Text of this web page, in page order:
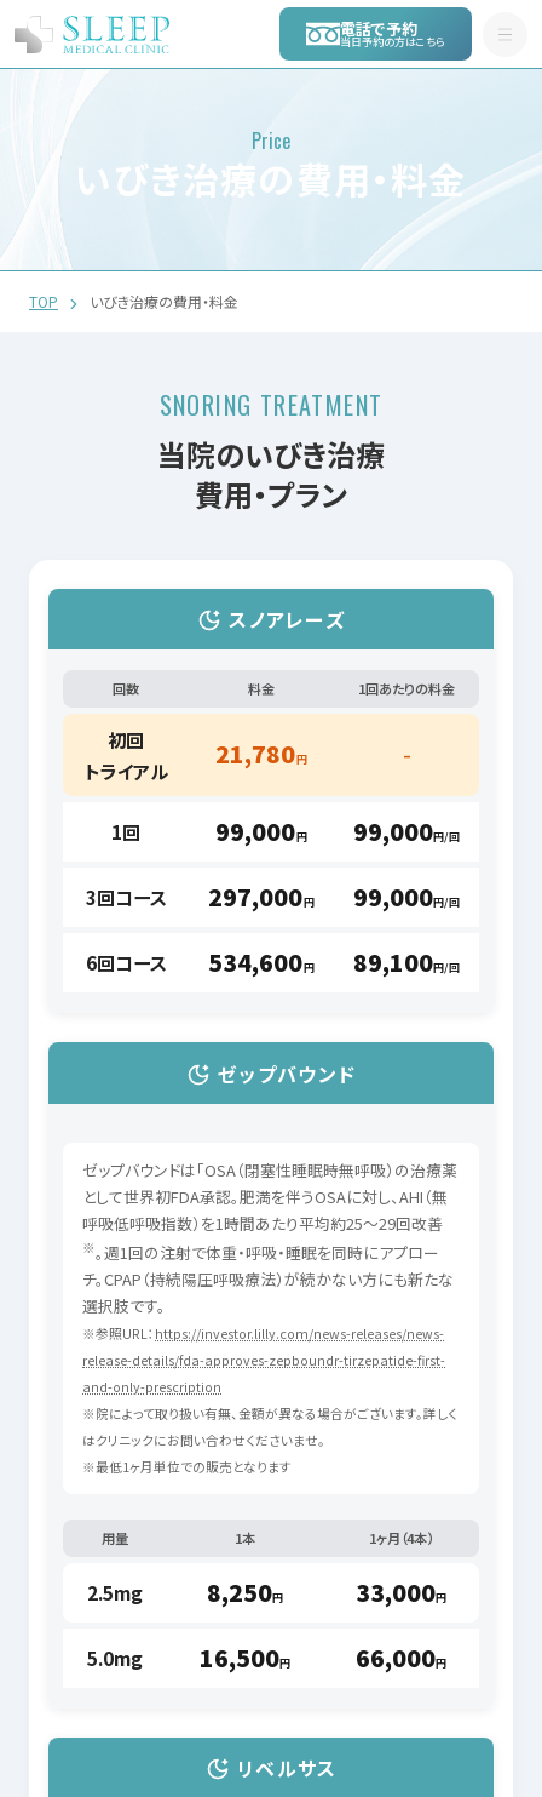
電話で予約
当日予約の方はこちら
Price
いびき治療の費用・料金
TOP いびき治療の費用・料金
SNORING TREATMENT
当院のいびき治療
費用・プラン
スノアレーズ
回数 料金 1回あたりの料金
初回
トライアル
21,780円 –
1回 99,000円 99,000円/回
3回コース 297,000円 99,000円/回
6回コース 534,600円 89,100円/回
ゼップバウンド
ゼップバウンドは「OSA（閉塞性睡眠時無呼吸）の治療薬
として世界初FDA承認。肥満を伴うOSAに対し、AHI（無
呼吸低呼吸指数）を1時間あたり平均約25〜29回改善
※。週1回の注射で体重・呼吸・睡眠を同時にアプロー
チ。CPAP（持続陽圧呼吸療法）が続かない方にも新たな
選択肢です。
※参照URL： https://investor.lilly.com/news-releases/news-
release-details/fda-approves-zepboundr-tirzepatide-first-
and-only-prescription
※院によって取り扱い有無、金額が異なる場合がございます。詳しく
はクリニックにお問い合わせくださいませ。
※最低1ヶ月単位での販売となります
用量 1本 1ヶ月（4本）
2.5mg 8,250円 33,000円
5.0mg 16,500円 66,000円
リベルサス